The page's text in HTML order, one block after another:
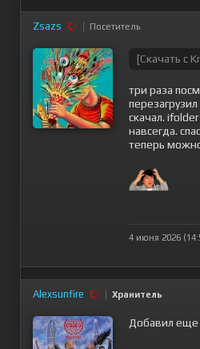
Zsazs Посетитель
[Скачать с
три раза
скачал.
навсегда.
теперь
4 июня 2026
Alexsunfire Хранитель
Добавил